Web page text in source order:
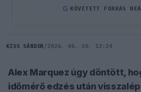
G KÖVETETT FORRÁS
KISS SÁNDOR / 2026. 06. 20. 12:24
Alex Marquez úgy döntött,
időmérő edzés után